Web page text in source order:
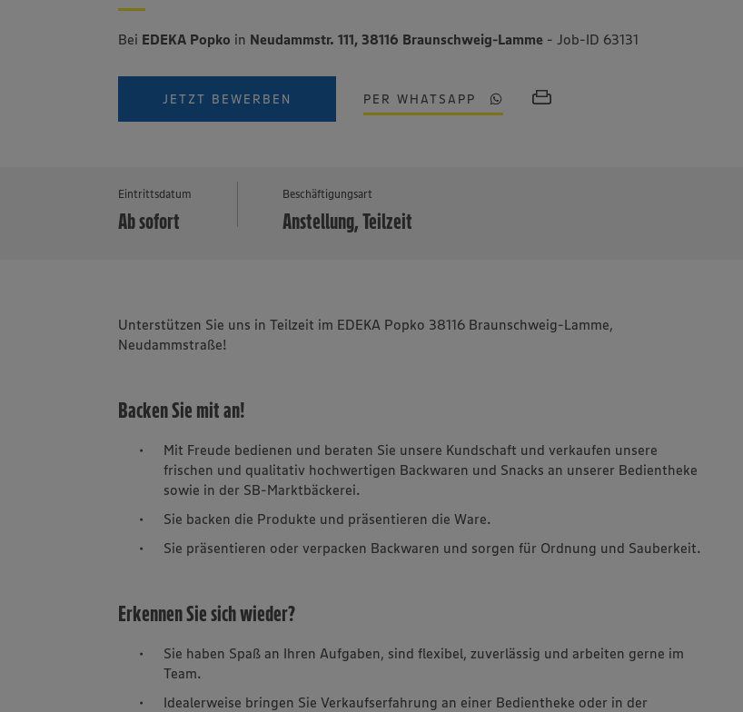
Bei EDEKA Popko in Neudammstr. 111, 38116 Braunschweig-Lamme - Job-ID 63131
JETZT BEWERBEN PER WHATSAPP
Eintrittsdatum
Ab sofort
Beschäftigungsart
Anstellung, Teilzeit
Unterstützen Sie uns in Teilzeit im EDEKA Popko 38116 Braunschweig-Lamme,
Neudammstraße!
Backen Sie mit an!
Mit Freude bedienen und beraten Sie unsere Kundschaft und verkaufen unsere
frischen und qualitativ hochwertigen Backwaren und Snacks an unserer Bedientheke
sowie in der SB-Marktbäckerei.
Sie backen die Produkte und präsentieren die Ware.
Sie präsentieren oder verpacken Backwaren und sorgen für Ordnung und Sauberkeit.
Erkennen Sie sich wieder?
Sie haben Spaß an Ihren Aufgaben, sind flexibel, zuverlässig und arbeiten gerne im
Team.
Idealerweise bringen Sie Verkaufserfahrung an einer Bedientheke oder in der